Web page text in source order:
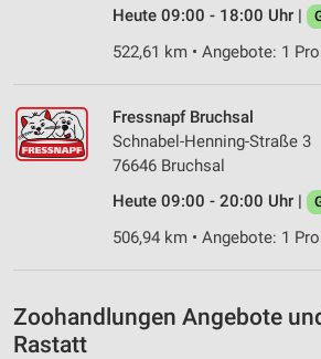
Heute 09:00 - 18:00 Uhr |
522,61 km • Angebote: 1
Fressnapf Bruchsal
Schnabel-Henning-Straße 3
76646 Bruchsal
Heute 09:00 - 20:00 Uhr |
506,94 km • Angebote: 1
Zoohandlungen Angebote
Rastatt
Verwendung reduzierter Daten zur
Verwendung genauer Standortdaten
Geräte anhand von aktiv angeforderten
Funktional